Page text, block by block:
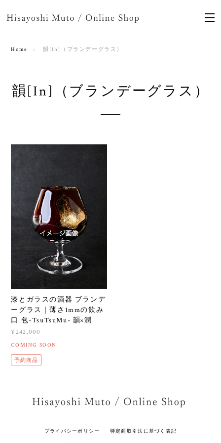
Home 韻[In]（ブランデーグラス）
韻[In]（ブランデーグラス）
漆とガラスの酒器 ブランデ
ーグラス｜薄さ1mmの飲み
口 包-TsuTsuMu- 韻×潤
¥242,000
COMING SOON
予約商品
プライバシーポリシー 特定商取引法に基づく表記